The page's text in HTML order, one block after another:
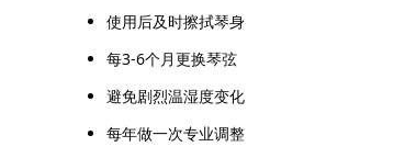
使用后及时擦拭琴身
每3-6个月更换琴弦
避免剧烈温湿度变化
每年做一次专业调整